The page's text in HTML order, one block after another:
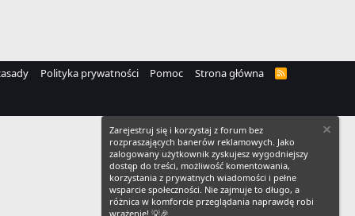
Polityka prywatności Pomoc Strona główna
R
S
Zarejestruj się i korzystaj z forum bez
rozpraszających banerów reklamowych. Jako
zalogowany użytkownik zyskujesz wygodniejszy
dostęp do treści, możliwość komentowania,
korzystania z prywatnych wiadomości i pełne
wsparcie społeczności. Nie zajmuje to długo, a
różnica w komforcie przeglądania naprawdę robi
wrażenie! 💡🎉